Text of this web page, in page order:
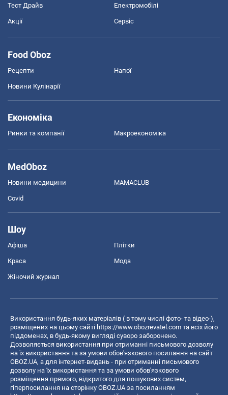
Тест Драйв Електромобілі
Акції Сервіс
Food Oboz
Рецепти Напої
Новини Кулінарії
Економіка
Ринки та компанії Макроекономіка
MedOboz
Новини медицини MAMACLUB
Covid
Шоу
Афіша Плітки
Краса Мода
Жіночий журнал
Використання будь-яких матеріалів ( в тому числі фото- та відео-),
розміщених на цьому сайті https://www.obozrevatel.com та всіх його
піддоменах, в будь-якому вигляді суворо заборонено.
Дозволяється використання при отриманні письмового дозволу
на їх використання та за умови обов'язкового посилання на сайт
OBOZ.UA, а для інтернет-видань - при отриманні письмового
дозволу на їх використання та за умови обов'язкового
розміщення прямого, відкритого для пошукових систем,
гіперпосилання на сторінку OBOZ.UA за посиланням